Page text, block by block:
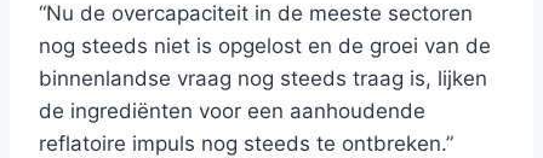
“Nu de overcapaciteit in de meeste sectoren
nog steeds niet is opgelost en de groei van de
binnenlandse vraag nog steeds traag is, lijken
de ingrediënten voor een aanhoudende
reflatoire impuls nog steeds te ontbreken.”